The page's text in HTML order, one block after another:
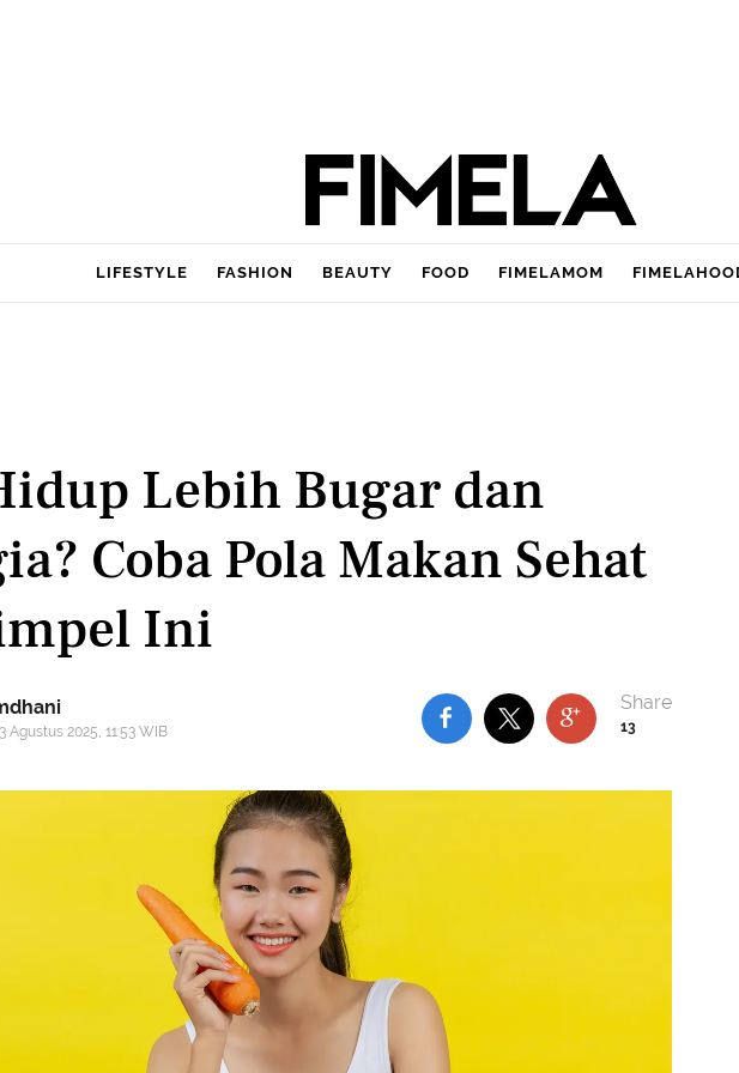
LIFESTYLE FASHION BEAUTY FOOD FIMELAMOM
Lebih Bugar dan
Coba Pola Makan Sehat
Ini
Agustus 2025, 11:53 WIB 13